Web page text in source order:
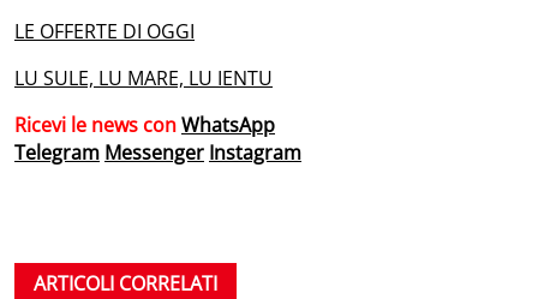
LE OFFERTE DI OGGI
LU SULE, LU MARE, LU IENTU
Ricevi le news conWhatsApp
Telegram Messenger Instagram
ARTICOLI CORRELATI